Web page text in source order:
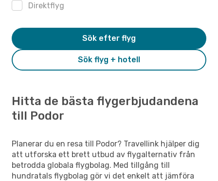
Direktflyg
Sök flyg + hotell
Sök efter flyg
Hitta de bästa flygerbjudandena
till Podor
Planerar du en resa till Podor? Travellink hjälper dig
att utforska ett brett utbud av flygalternativ från
betrodda globala flygbolag. Med tillgång till
hundratals flygbolag gör vi det enkelt att jämföra